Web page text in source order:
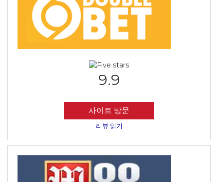
9.9
사이트 방문
리뷰 읽기